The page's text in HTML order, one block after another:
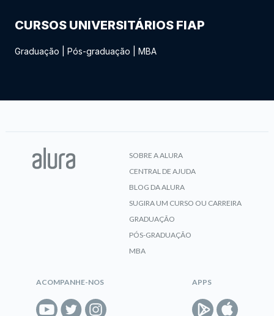
CURSOS UNIVERSITÁRIOS FIAP
Graduação Pós-graduação MBA
SOBRE A ALURA
CENTRAL DE AJUDA
BLOG DA ALURA
SUGIRA UM CURSO OU CARREIRA
GRADUAÇÃO
PÓS-GRADUAÇÃO
MBA
ACOMPANHE-NOS APPS